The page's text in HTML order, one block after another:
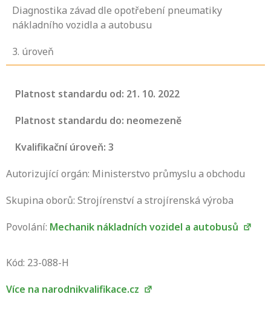
Diagnostika závad dle opotřebení pneumatiky
nákladního vozidla a autobusu
3. úroveň
Platnost standardu od: 21. 10. 2022
Platnost standardu do: neomezeně
Kvalifikační úroveň: 3
Autorizující orgán: Ministerstvo průmyslu a obchodu
Skupina oborů: Strojírenství a strojírenská výroba
Povolání: Mechanik nákladních vozidel a autobusů
Kód: 23-088-H
Více na narodnikvalifikace.cz
Víte, jaké dovednosti musíte pro danou